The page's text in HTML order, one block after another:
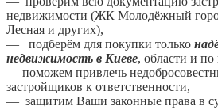
недвижимости (ЖК Молодёжный
Лесная и других),
— подберём для покупки только
недвижимость в Киеве, области и
— поможем привлечь
застройщиков к ответственности,
— защитим Ваши законные права в